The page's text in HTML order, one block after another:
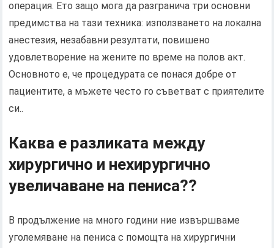
операция. Ето защо мога да разгранича три основни
предимства на тази техника: използването на локална
анестезия, незабавни резултати, повишено
удовлетворение на жените по време на полов акт.
Основното е, че процедурата се понася добре от
пациентите, а мъжете често го съветват с приятелите
си..
Каква е разликата между
хирургично и нехирургично
увеличаване на пениса??
В продължение на много години ние извършваме
уголемяване на пениса с помощта на хирургични